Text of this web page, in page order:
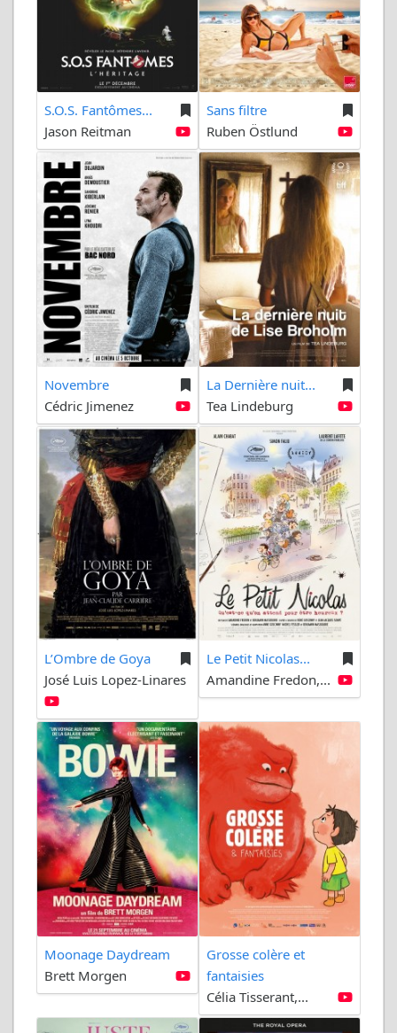
S.O.S. Fantômes...
Jason Reitman
Sans filtre
Ruben Östlund
Novembre
Cédric Jimenez
La Dernière nuit...
Tea Lindeburg
L’Ombre de Goya
José Luis Lopez-Linares
Le Petit Nicolas...
Amandine Fredon,...
Moonage Daydream
Brett Morgen
Grosse colère et
fantaisies
Célia Tisserant,...